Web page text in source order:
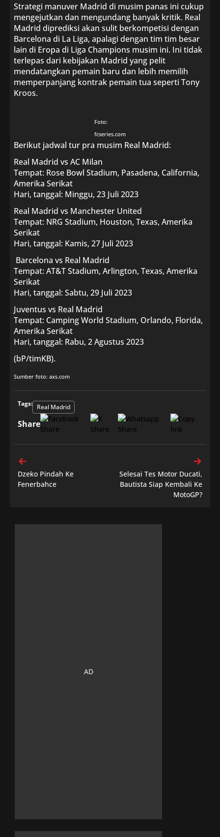
Strategi manuver Madrid di musim panas ini cukup
mengejutkan dan mengundang banyak kritik. Real
Madrid diprediksi akan sulit berkompetisi dengan
Barcelona di La Liga, apalagi dengan tim tim besar
lain di Eropa di Liga Champions musim ini. Ini tidak
terlepas dari kebijakan Madrid yang pelit
mendatangkan pemain baru dan lebih memilih
memperpanjang kontrak pemain tua seperti Tony
Kroos.
Foto:
fcseries.com
Berikut jadwal tur pra musim Real Madrid:
Real Madrid vs AC Milan
Tempat: Rose Bowl Stadium, Pasadena, California,
Amerika Serikat
Hari, tanggal: Minggu, 23 Juli 2023
Real Madrid vs Manchester United
Tempat: NRG Stadium, Houston, Texas, Amerika
Serikat
Hari, tanggal: Kamis, 27 Juli 2023
Barcelona vs Real Madrid
Tempat: AT&T Stadium, Arlington, Texas, Amerika
Serikat
Hari, tanggal: Sabtu, 29 Juli 2023
Juventus vs Real Madrid
Tempat: Camping World Stadium, Orlando, Florida,
Amerika Serikat
Hari, tanggal: Rabu, 2 Agustus 2023
(bP/timKB).
Sumber foto: axs.com
Tags: Real Madrid
Share
Dzeko Pindah Ke
Fenerbahce
Selesai Tes Motor Ducati,
Bautista Siap Kembali Ke
MotoGP?